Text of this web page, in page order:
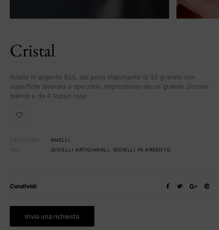
Cristal
Anello in argento 925, dal peso importante di 32 grammi con
superficie lavorata a specchio. Impreziosito da un grande zircone
bianco e da 4 topazi rosa
CATEGORIA
ANELLI
TAG
GIOIELLI ARTIGIANALI GIOIELLI IN ARGENTO
Condividi
Invia una richiesta